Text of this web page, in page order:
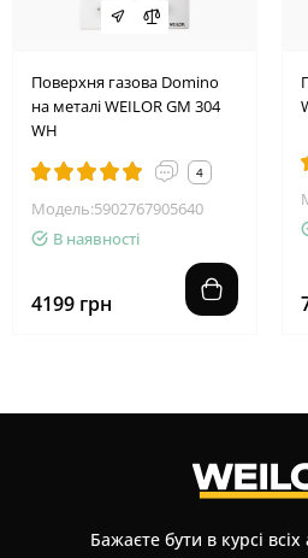
Поверхня газова Domino
на металі WEILOR GM 304
WH
4
Модель:5902767905640
В наявності
4199 грн
Бажаєте бути в курсі